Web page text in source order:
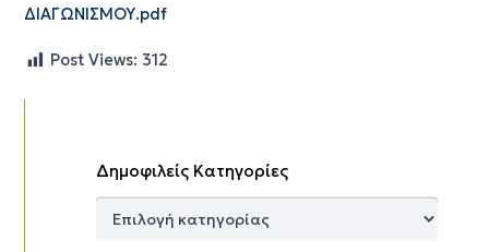
ΔΙΑΓΩΝΙΣΜΟΥ.pdf
Post Views: 312
Δημοφιλείς Κατηγορίες
Δημοφιλείς